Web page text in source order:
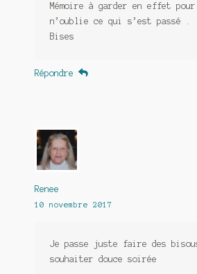
Mémoire à garder en effet pour
n’oublie ce qui s’est passé .
Bises
Répondre
Renee
10 novembre 2017
Je passe juste faire des
souhaiter douce soirée